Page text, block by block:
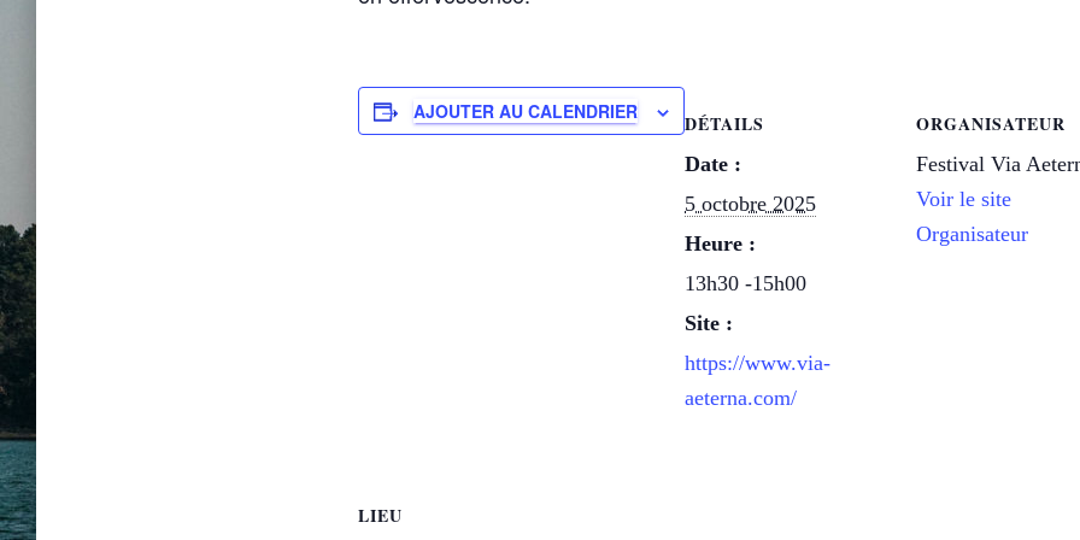
AJOUTER AU CALENDRIER DÉTAILS
Date :
5 octobre 2025
Heure :
13h30 -15h00
Site :
https://www.via-
aeterna.com/
ORGANISATEUR
Festival Via
Voir le site
Organisateur
LIEU